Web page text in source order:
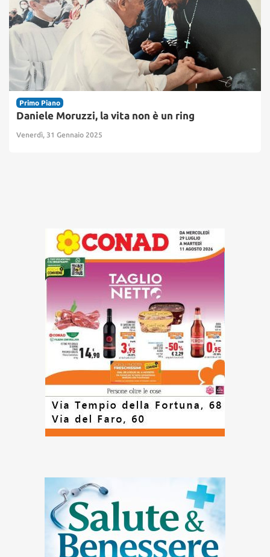
Primo Piano
Daniele Moruzzi, la vita non è un ring
Venerdì, 31 Gennaio 2025